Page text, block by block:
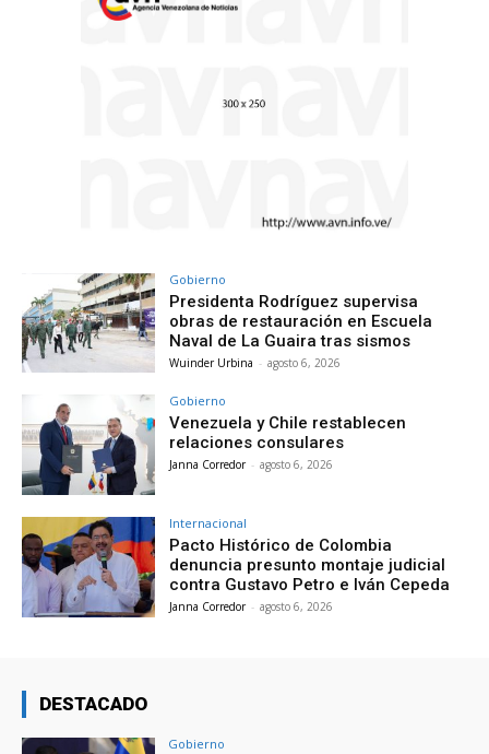
Gobierno
Presidenta Rodríguez supervisa
obras de restauración en Escuela
Naval de La Guaira tras sismos
Wuinder Urbina - agosto 6, 2026
Gobierno
Venezuela y Chile restablecen
relaciones consulares
Janna Corredor - agosto 6, 2026
Internacional
Pacto Histórico de Colombia
denuncia presunto montaje judicial
contra Gustavo Petro e Iván Cepeda
Janna Corredor - agosto 6, 2026
DESTACADO
Gobierno